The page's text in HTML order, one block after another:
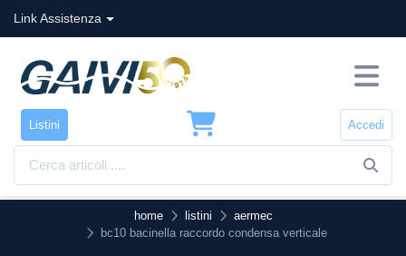
Link Assistenza
Listini Accedi
home listini
aermec
bc10 bacinella raccordo condensa verticale